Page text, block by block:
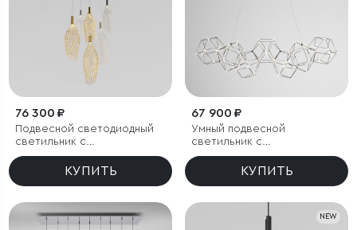
76 300 ₽
Подвесной светодиодный
светильник с
металлическими
плафонамиКУПИТЬ
67 900 ₽
Умный подвесной
светильник с
регулировкой яркости
КУПИТЬ
NEW